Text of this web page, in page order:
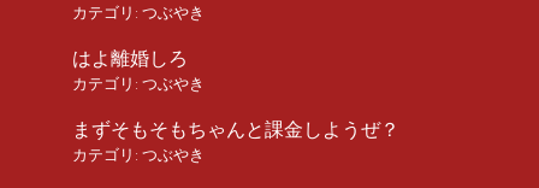
カテゴリ: つぶやき
はよ離婚しろ
カテゴリ: つぶやき
まずそもそもちゃんと課金しようぜ？
カテゴリ: つぶやき